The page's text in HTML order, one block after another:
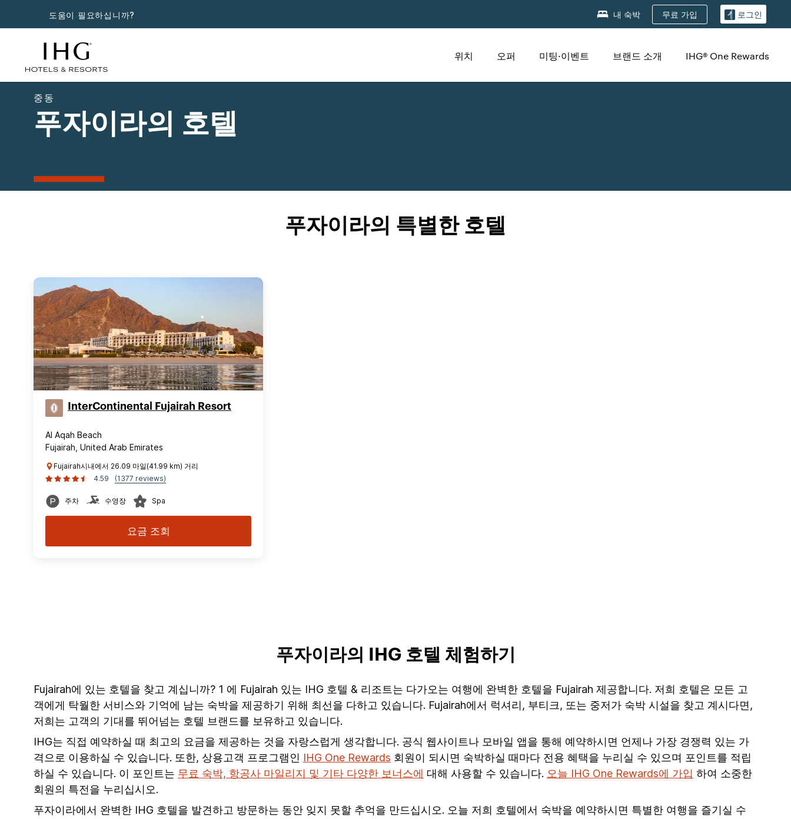
도움이 필요하십니까? 내 숙박 무료 가입 로그인
위치 오퍼 미팅·이벤트 브랜드 소개 IHG® One Rewards
중동
푸자이라의 호텔
푸자이라의 특별한 호텔
InterContinental Fujairah Resort
Al Aqah Beach
Fujairah, United Arab Emirates
Fujairah시내에서 26.09 마일(41.99 km) 거리
4.59
(1377 reviews)
주차 수영장 Spa
요금 조회
푸자이라의 IHG 호텔 체험하기
Fujairah에 있는 호텔을 찾고 계십니까? 1 에 Fujairah 있는 IHG 호텔 & 리조트는 다가오는 여행에 완벽한 호텔을 Fujairah 제공합니다. 저희 호텔은 모든 고
객에게 탁월한 서비스와 기억에 남는 숙박을 제공하기 위해 최선을 다하고 있습니다. Fujairah에서 럭셔리, 부티크, 또는 중저가 숙박 시설을 찾고 계시다면,
저희는 고객의 기대를 뛰어넘는 호텔 브랜드를 보유하고 있습니다.
IHG는 직접 예약하실 때 최고의 요금을 제공하는 것을 자랑스럽게 생각합니다. 공식 웹사이트나 모바일 앱을 통해 예약하시면 언제나 가장 경쟁력 있는 가
격으로 이용하실 수 있습니다. 또한, 상용고객 프로그램인 IHG One Rewards 회원이 되시면 숙박하실 때마다 전용 혜택을 누리실 수 있으며 포인트를 적립
하실 수 있습니다. 이 포인트는 무료 숙박, 항공사 마일리지 및 기타 다양한 보너스에 대해 사용할 수 있습니다. 오늘 IHG One Rewards에 가입 하여 소중한
회원의 특전을 누리십시오.
푸자이라에서 완벽한 IHG 호텔을 발견하고 방문하는 동안 잊지 못할 추억을 만드십시오. 오늘 저희 호텔에서 숙박을 예약하시면 특별한 여행을 즐기실 수